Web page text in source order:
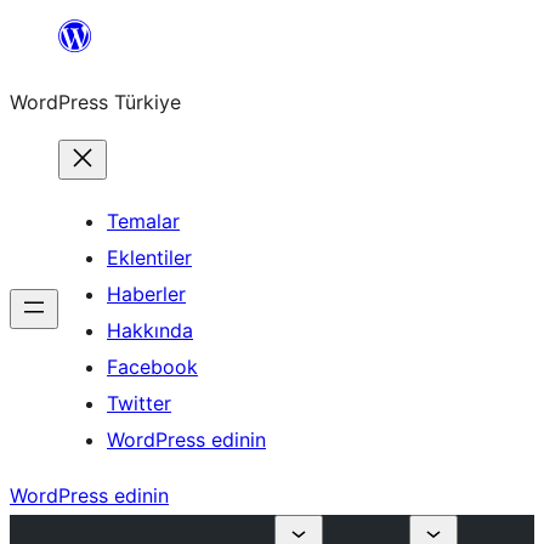
İçeriğe
WordPress Türkiye
Temalar
Eklentiler
Haberler
Hakkında
Facebook
Twitter
WordPress edinin
WordPress edinin